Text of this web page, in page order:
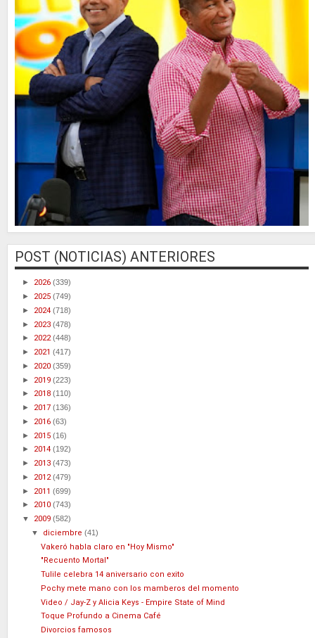
POST (NOTICIAS) ANTERIORES
► 2026 (339)
► 2025 (749)
► 2024 (718)
► 2023 (478)
► 2022(448)
► 2021 (417)
► 2020 (359)
► 2019 (223)
► 2018 (110)
► 2017 (136)
► 2016 (63)
► 2015 (16)
► 2014 (192)
► 2013 (473)
► 2012(479)
► 2011 (699)
► 2010 (743)
▼ 2009 (582)
▼ diciembre(41)
Vakeró habla claro en "Hoy Mismo"
"Recuento Mortal"
Tulile celebra 14 aniversario con exito
Pochy mete mano con los mamberos del momento
Video / Jay-Z y Alicia Keys - Empire State of Mind
Toque Profundo a Cinema Café
Divorcios famosos